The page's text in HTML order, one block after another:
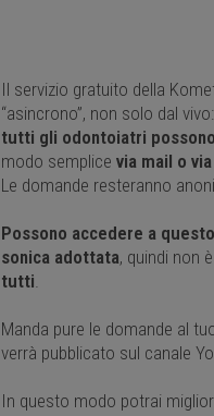
Il servizio gratuito della
“asincrono”, non solo dal vivo:
tutti gli odontoiatri
modo semplice via mail o
Le domande resteranno
Possono accedere a
sonica adottata, quindi non
tutti
Manda pure le domande al
verrà pubblicato sul canale
In questo modo potrai